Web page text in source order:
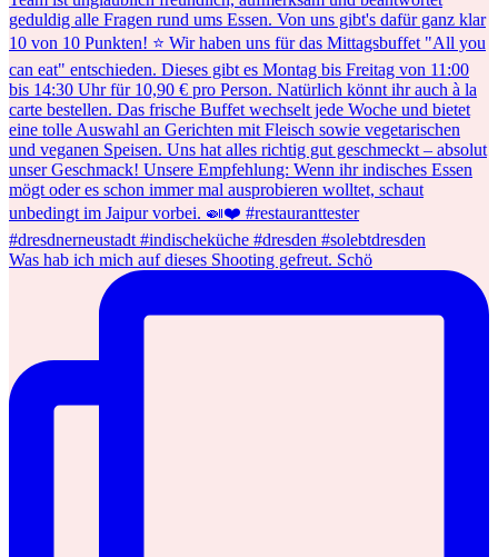
Was hab ich mich auf dieses Shooting gefreut. Schö